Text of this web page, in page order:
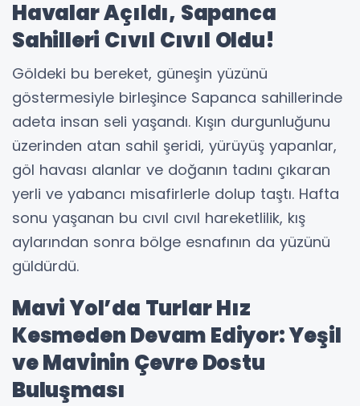
Havalar Açıldı, Sapanca
Sahilleri Cıvıl Cıvıl Oldu!
Göldeki bu bereket, güneşin yüzünü
göstermesiyle birleşince Sapanca sahillerinde
adeta insan seli yaşandı. Kışın durgunluğunu
üzerinden atan sahil şeridi, yürüyüş yapanlar,
göl havası alanlar ve doğanın tadını çıkaran
yerli ve yabancı misafirlerle dolup taştı. Hafta
sonu yaşanan bu cıvıl cıvıl hareketlilik, kış
aylarından sonra bölge esnafının da yüzünü
güldürdü.
Mavi Yol’da Turlar Hız
Kesmeden Devam Ediyor: Yeşil
ve Mavinin Çevre Dostu
Buluşması